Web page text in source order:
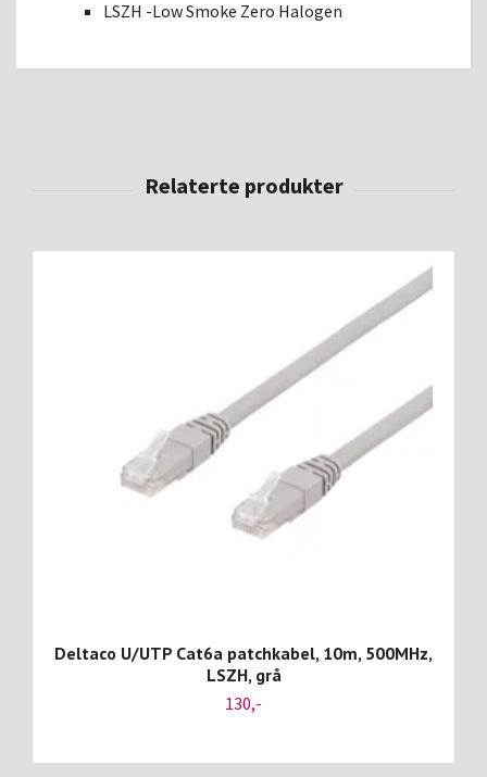
LSZH -Low Smoke Zero Halogen
Deltaco U/UTP Cat6a patchkabel, 10m, 500MHz,
LSZH, grå
130,-